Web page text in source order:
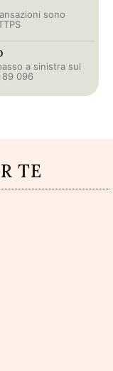
sono
a sinistra sul
096
TE